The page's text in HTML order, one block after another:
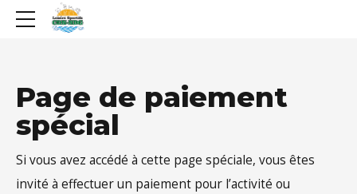
Page de paiement
spécial
Si vous avez accédé à cette page spéciale, vous êtes
invité à effectuer un paiement pour l’activité ou